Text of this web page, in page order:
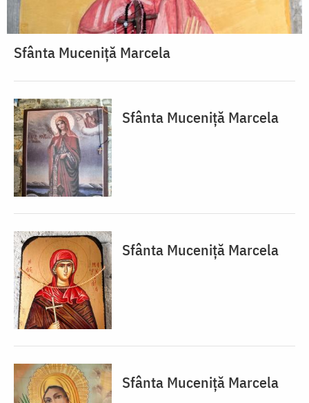
Sfânta Muceniță Marcela
Sfânta Muceniță Marcela
Sfânta Muceniță Marcela
Sfânta Muceniță Marcela